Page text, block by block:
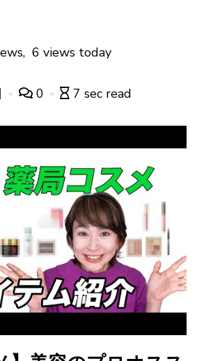
6 views today
0 7 sec read